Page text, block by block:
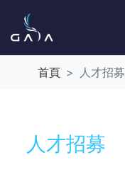
首頁 人才招募
人才招募